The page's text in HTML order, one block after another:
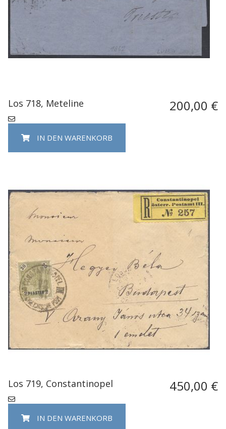
Los 718, Meteline 200,00 €
IN DEN WARENKORB
Los 719, Constantinopel 450,00 €
IN DEN WARENKORB